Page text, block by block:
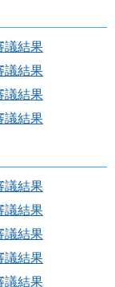
議結果
議結果
議結果
議結果
議結果
議結果
議結果
議結果
議結果